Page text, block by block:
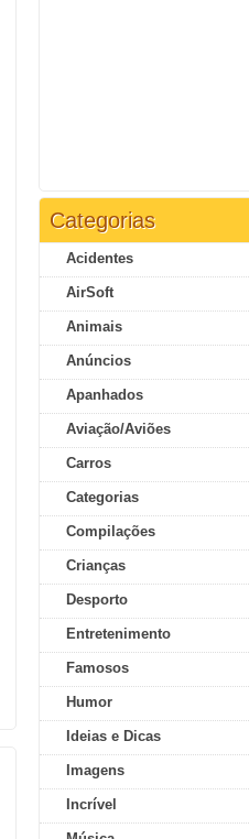
Categorias
Acidentes
AirSoft
Animais
Anúncios
Apanhados
Aviação/Aviões
Carros
Categorias
Compilações
Crianças
Desporto
Entretenimento
Famosos
Humor
Ideias e Dicas
Imagens
Incrível